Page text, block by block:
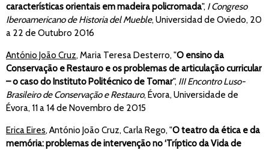
características orientais em madeira policromada", I Congreso
Iberoamericano de Historia del Mueble, Universidad de Oviedo, 20
a 22 de Outubro 2016
António João Cruz, Maria Teresa Desterro, "O ensino da
Conservação e Restauro e os problemas de articulação curricular
– o caso do Instituto Politécnico de Tomar", III Encontro Luso-
Brasileiro de Conservação e Restauro, Évora, Universidade de
Évora, 11 a 14 de Novembro de 2015
Erica Eires, António João Cruz, Carla Rego, "O teatro da ética e da
memória: problemas de intervenção no ‘Tríptico da Vida de